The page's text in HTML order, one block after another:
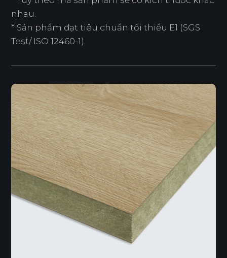
nhau.
* Sản phẩm đạt tiêu chuẩn tối thiểu E1 (SGS
Test/ ISO 12460-1).